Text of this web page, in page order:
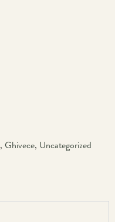
, Ghivece, Uncategorized